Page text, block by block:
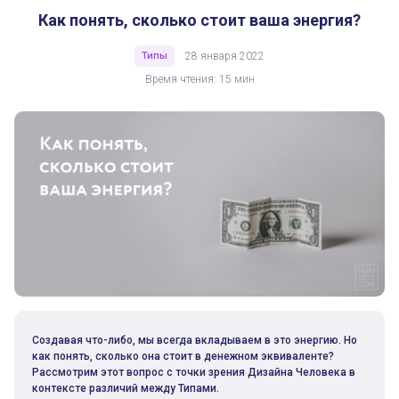
Как понять, сколько стоит ваша энергия?
Типы
28 января 2022
Время чтения: 15 мин
Создавая что-либо, мы всегда вкладываем в это энергию. Но
как понять, сколько она стоит в денежном эквиваленте?
Рассмотрим этот вопрос с точки зрения Дизайна Человека в
контексте различий между Типами.